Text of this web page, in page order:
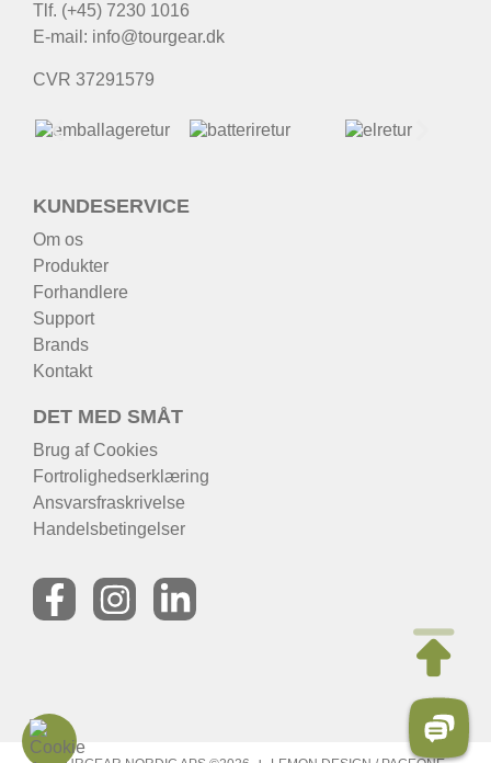
Tlf. (+45) 7230 1016
E-mail: info@tourgear.dk
CVR 37291579
KUNDESERVICE
Om os
Produkter
Forhandlere
Support
Brands
Kontakt
DET MED SMÅT
Brug af Cookies
Fortrolighedserklæring
Ansvarsfraskrivelse
Handelsbetingelser